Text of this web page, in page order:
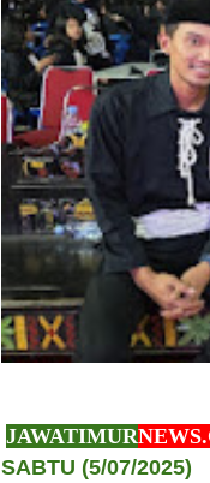
JAWATIMUR
SABTU (5/07/2025)